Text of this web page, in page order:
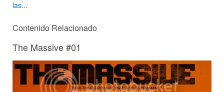
las...
Contenido Relacionado
The Massive #01